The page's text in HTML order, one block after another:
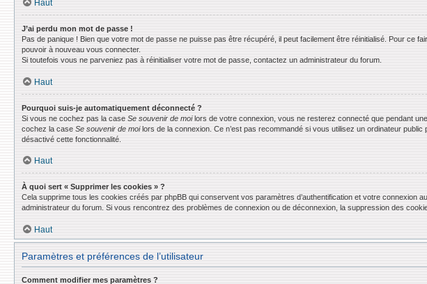
Haut
J’ai perdu mon mot de passe !
Pas de panique ! Bien que votre mot de passe ne puisse pas être récupéré, il peut facilement être réinitialisé. Pour ce
pouvoir à nouveau vous connecter.
Si toutefois vous ne parveniez pas à réinitialiser votre mot de passe, contactez un administrateur du forum.
Haut
Pourquoi suis-je automatiquement déconnecté ?
Si vous ne cochez pas la case Se souvenir de moilors de votre connexion, vous ne resterez connecté que pendant
cochez la case Se souvenir de moilors de la connexion. Ce n’est pas recommandé si vous utilisez un ordinateur
désactivé cette fonctionnalité.
Haut
À quoi sert « Supprimer les cookies » ?
Cela supprime tous les cookies créés par phpBB qui conservent vos paramètres d’authentification et votre
administrateur du forum. Si vous rencontrez des problèmes de connexion ou de déconnexion, la suppression des
Haut
Paramètres et préférences de l’utilisateur
Comment modifier mes paramètres ?